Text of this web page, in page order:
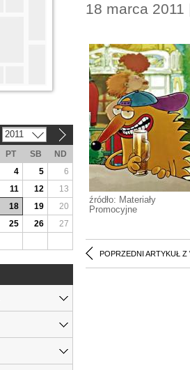
18 marca
źródło: Materiały
Promocyjne
POPRZEDNI ARTYKUŁ Z
2011
PT SB
ND
4 5
6
11 12
13
18 19
20
25 26
27